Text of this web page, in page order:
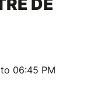
DE
06:45 PM